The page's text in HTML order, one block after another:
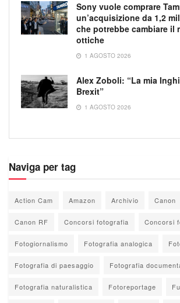
Sony vuole comprare
un’acquisizione da 1,2
che potrebbe cambiare il
ottiche
1 AGOSTO 2026
Alex Zoboli: “La mia
Brexit”
1 AGOSTO 2026
Naviga per tag
Action Cam Amazon Archivio Canon
Canon RF Concorsi fotografia Concorsi
Fotogiornalismo Fotografia analogica
Fotografia di paesaggio Fotografia
Fotografia naturalistica Fotoreportage